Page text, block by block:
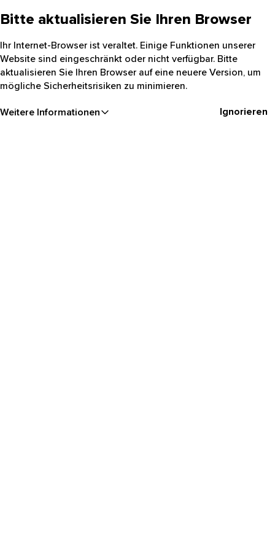
Bitte aktualisieren Sie Ihren Browser
Ihr Internet-Browser ist veraltet. Einige Funktionen unserer
Website sind eingeschränkt oder nicht verfügbar. Bitte
aktualisieren Sie Ihren Browser auf eine neuere Version, um
mögliche Sicherheitsrisiken zu minimieren.
Weitere Informationen Ignorieren